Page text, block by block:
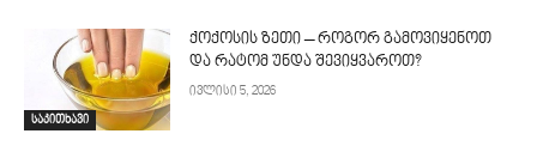
საკითხავი
ქოქოსის ზეთი – როგორ გამოვიყენოთ
და რატომ უნდა შევიყვაროთ?
ივლისი 5, 2026